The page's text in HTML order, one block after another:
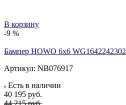
В корзину
-9 %
Бампер HOWO 6х6 WG1642242302
Артикул: NB076917
Есть в наличии
40 195 руб.
44 215 руб.